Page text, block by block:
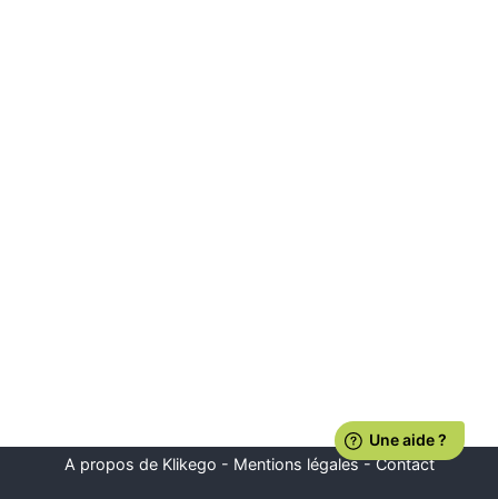
A propos de Klikego - Mentions légales-Contact